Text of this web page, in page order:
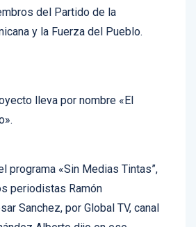
y la Fuerza del Pueblo.
periodistas Ramón
Sanchez, por Global TV, canal
Alberto dijo en ese